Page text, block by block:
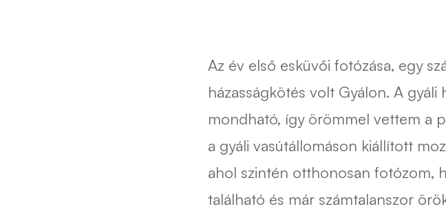
Az év első esküvői fotózása, egy
házasságkötés volt Gyálon. A
mondható, így örömmel vettem a
a gyáli vasútállomáson kiállított
ahol szintén otthonosan fotózom,
található és már számtalanszor